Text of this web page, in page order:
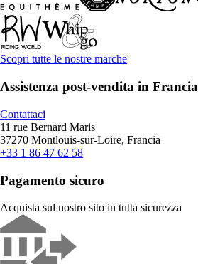
Scopri tutte le nostre marche
Assistenza post-vendita in Francia
Contattaci
11 rue Bernard Maris
37270 Montlouis-sur-Loire, Francia
+33 1 86 47 62 58
Pagamento sicuro
Acquista sul nostro sito in tutta sicurezza